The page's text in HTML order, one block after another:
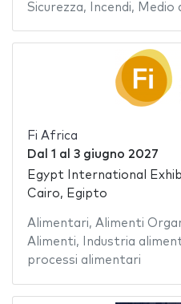
Sicurezza, Incendi, Medio
Fi Africa
Dal 1 al 3 giugno 2027
Egypt International
Cairo, Egipto
Alimentari, Alimenti
Alimenti, Industria
processi alimentari